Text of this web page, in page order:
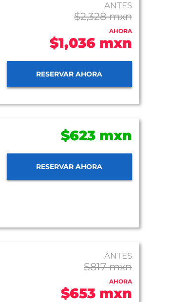
ANTES
$2,328 mxn
AHORA
$1,036 mxn
RESERVAR AHORA
$623 mxn
RESERVAR AHORA
ANTES
$817 mxn
AHORA
$653 mxn